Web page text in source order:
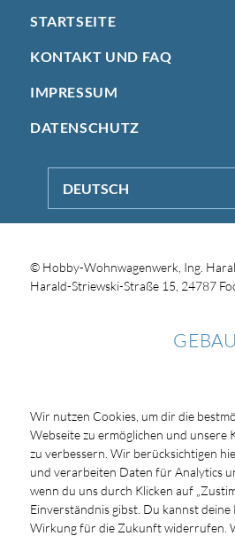
STARTSEITE
KONTAKT UND FAQ
IMPRESSUM
DATENSCHUTZ
DEUTSCH
© Hobby-Wohnwagenwerk, Ing.
Harald-Striewski-Straße 15, 24787
Wir nutzen Cookies, um dir die
Webseite zu ermöglichen und unsere
zu verbessern. Wir berücksichtigen
und verarbeiten Daten für Analytics
wenn du uns durch Klicken auf
Einverständnis gibst. Du kannst
Wirkung für die Zukunft widerrufen.